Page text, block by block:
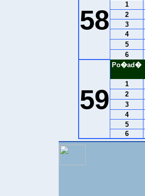
58
1
2
3
4
5
6
59
Po�ad�
1
2
3
4
5
6